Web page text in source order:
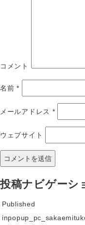
コメント
名前*
メールアドレス *
ウェブサイト
投稿ナビゲーシ
Published
in